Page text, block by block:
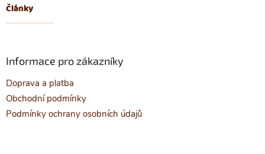
Články
Informace pro zákazníky
Doprava a platba
Obchodní podmínky
Podmínky ochrany osobních údajů